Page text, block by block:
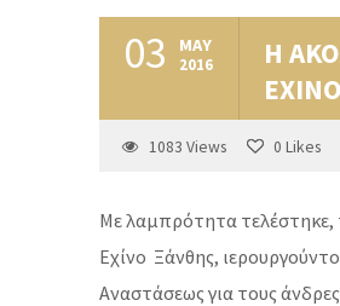
03 MAY
2016
Η
1083 Views 0 Likes
Με λαμπρότητα τελέστηκε,
Εχίνο Ξάνθης,
Αναστάσεως για τους